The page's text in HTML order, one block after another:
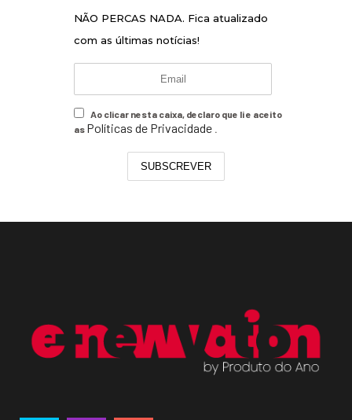
NÃO PERCAS NADA. Fica atualizado
com as últimas notícias!
Ao clicar nesta caixa, declaro que li e aceito
as Políticas de Privacidade
SUBSCREVER